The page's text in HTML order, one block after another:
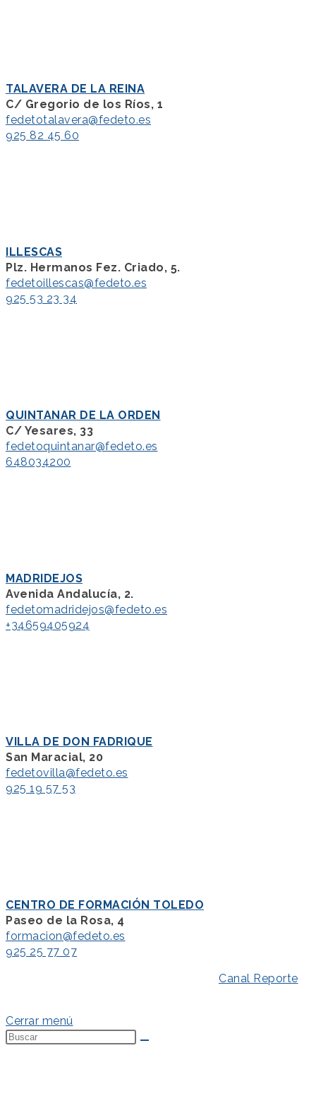
TALAVERA DE LA REINA
C/ Gregorio de los Ríos, 1
fedetotalavera@fedeto.es
925 82 45 60
ILLESCAS
Plz. Hermanos Fez. Criado, 5.
fedetoillescas@fedeto.es
925 53 23 34
QUINTANAR DE LA ORDEN
C/ Yesares, 33
fedetoquintanar@fedeto.es
648034200
MADRIDEJOS
Avenida Andalucía, 2.
fedetomadridejos@fedeto.es
+34659405924
VILLA DE DON FADRIQUE
San Maracial, 20
fedetovilla@fedeto.es
925 19 57 53
CENTRO DE FORMACIÓN TOLEDO
Paseo de la Rosa, 4
formacion@fedeto.es
925 25 77 07
Canal Reporte
Cerrar menú